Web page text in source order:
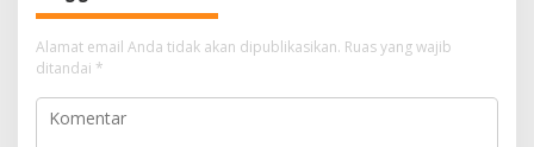
Alamat email Anda tidak akan dipublikasikan. Ruas yang wajib
ditandai *